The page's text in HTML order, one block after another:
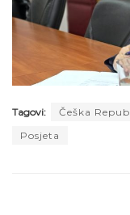
Tagovi: Češka
Posjeta